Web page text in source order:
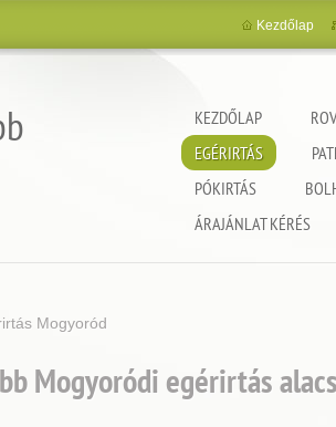
KEZDŐLAP
EGÉRIRTÁS
PÓKIRTÁS
ÁRAJÁNLAT KÉRÉS
Kezdőlap
Mogyoród
Mogyoródi egérirtás